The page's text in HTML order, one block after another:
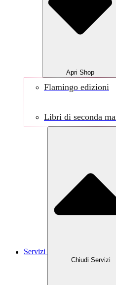
Apri Shop
Flamingo edizioni
Libri di seconda
Servizi
Chiudi Servizi